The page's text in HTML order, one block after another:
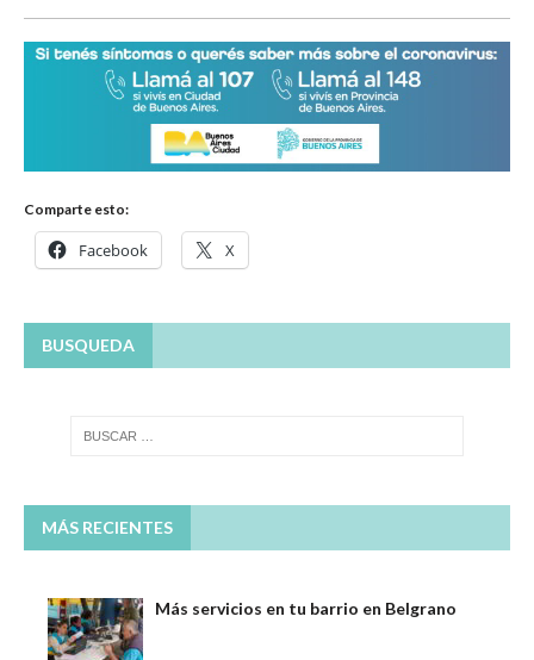
Comparte esto:
Facebook X
BUSQUEDA
MÁS RECIENTES
Más servicios en tu barrio en Belgrano